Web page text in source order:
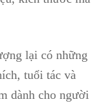
lại có những
tuổi tác và
dành cho người